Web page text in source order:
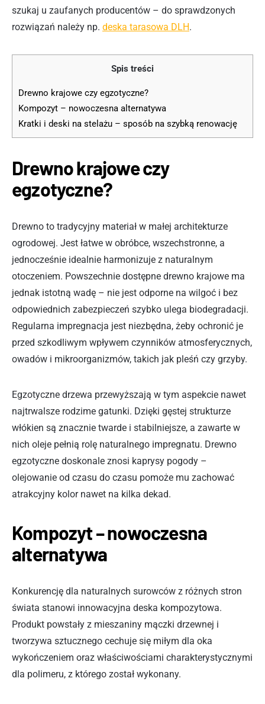
szukaj u zaufanych producentów – do sprawdzonych
rozwiązań należy np. deska tarasowa DLH.
Spis treści
Drewno krajowe czy egzotyczne?
Kompozyt – nowoczesna alternatywa
Kratki i deski na stelażu – sposób na szybką renowację
Drewno krajowe czy
egzotyczne?
Drewno to tradycyjny materiał w małej architekturze
ogrodowej. Jest łatwe w obróbce, wszechstronne, a
jednocześnie idealnie harmonizuje z naturalnym
otoczeniem. Powszechnie dostępne drewno krajowe ma
jednak istotną wadę – nie jest odporne na wilgoć i bez
odpowiednich zabezpieczeń szybko ulega biodegradacji.
Regularna impregnacja jest niezbędna, żeby ochronić je
przed szkodliwym wpływem czynników atmosferycznych,
owadów i mikroorganizmów, takich jak pleśń czy grzyby.
Egzotyczne drzewa przewyższają w tym aspekcie nawet
najtrwalsze rodzime gatunki. Dzięki gęstej strukturze
włókien są znacznie twarde i stabilniejsze, a zawarte w
nich oleje pełnią rolę naturalnego impregnatu. Drewno
egzotyczne doskonale znosi kaprysy pogody –
olejowanie od czasu do czasu pomoże mu zachować
atrakcyjny kolor nawet na kilka dekad.
Kompozyt – nowoczesna
alternatywa
Konkurencję dla naturalnych surowców z różnych stron
świata stanowi innowacyjna deska kompozytowa.
Produkt powstały z mieszaniny mączki drzewnej i
tworzywa sztucznego cechuje się miłym dla oka
wykończeniem oraz właściwościami charakterystycznymi
dla polimeru, z którego został wykonany.